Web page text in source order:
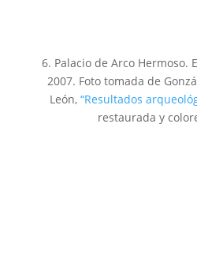
6. Palacio de Arco Hermoso.
2007. Foto tomada de
León,“Resultados
restaurada y